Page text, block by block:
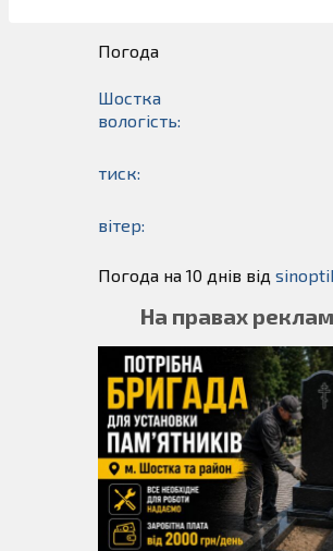
Погода
Шостка
вологість:
тиск:
вітер:
Погода на 10 днів від
На правах